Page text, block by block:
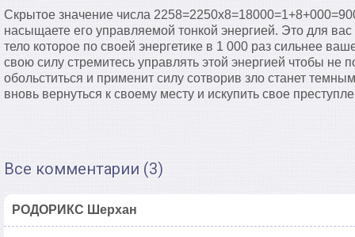
Скрытое значение числа
насыщаете его управляемой тонкой энергией. Это для
тело которое по своей энергетике в 1 000 раз сильнее
свою силу стремитесь управлять этой энергией чтобы не
обольститься и применит силу сотворив зло станет
вновь вернуться к своему месту и искупить свое
Все комментарии (3)
РОДОРИКС Шерхан